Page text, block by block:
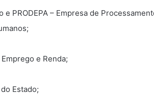
PRODEPA – Empresa de
e Renda;
Estado;